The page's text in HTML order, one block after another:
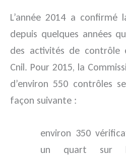
L’année 2014 a confirmé
depuis quelques années
des activités de
Cnil. Pour 2015, la
d’environ 550 contrôles
façon suivante :
environ 350
un quart sur